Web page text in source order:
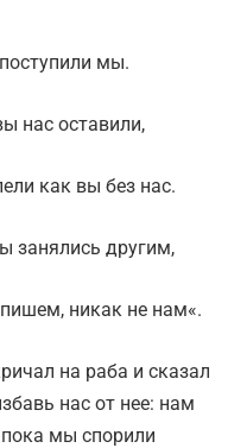
мы.
нас оставили,
как вы без нас.
занялись другим,
никак не нам«.
на раба и сказал
нас от нее: нам
пока мы спорили